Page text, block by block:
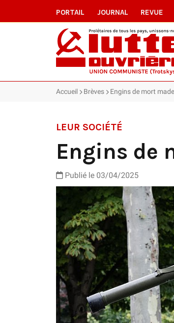
PORTAIL JOURNAL REVUE
Accueil Brèves Engins de mort
LEUR SOCIÉTÉ
Engins de
Publié le 03/04/2025